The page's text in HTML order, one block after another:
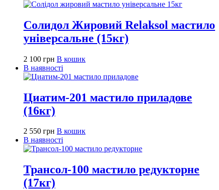
Солидол Жировий Relaksol мастило
універсальне (15кг)
2 100 грн В кошик
В наявності
Циатим-201 мастило приладове
(16кг)
2 550 грн В кошик
В наявності
Трансол-100 мастило редукторне
(17кг)